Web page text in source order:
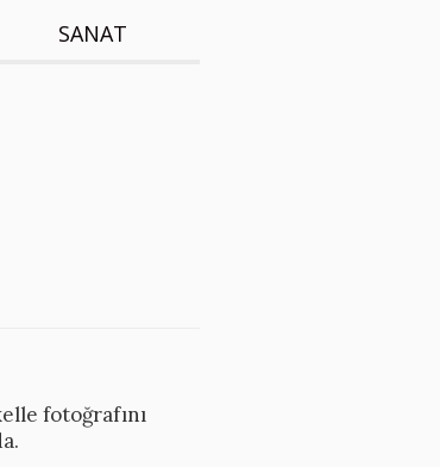
SANAT
fotoğrafını